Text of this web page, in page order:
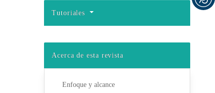
Tutoriales
Acerca de esta revista
Enfoque y alcance